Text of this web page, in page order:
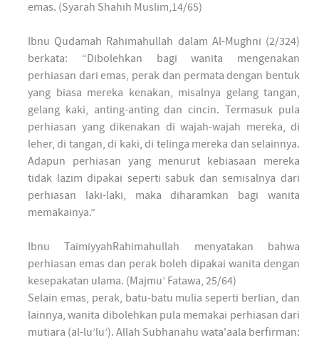
emas. (Syarah Shahih Muslim,14/65)
Ibnu Qudamah Rahimahullah dalam Al-Mughni (2/324)
berkata: “Dibolehkan bagi wanita mengenakan
perhiasan dari emas, perak dan permata dengan bentuk
yang biasa mereka kenakan, misalnya gelang tangan,
gelang kaki, anting-anting dan cincin. Termasuk pula
perhiasan yang dikenakan di wajah-wajah mereka, di
leher, di tangan, di kaki, di telinga mereka dan selainnya.
Adapun perhiasan yang menurut kebiasaan mereka
tidak lazim dipakai seperti sabuk dan semisalnya dari
perhiasan laki-laki, maka diharamkan bagi wanita
memakainya.”
Ibnu TaimiyyahRahimahullah menyatakan bahwa
perhiasan emas dan perak boleh dipakai wanita dengan
kesepakatan ulama. (Majmu’ Fatawa, 25/64)
Selain emas, perak, batu-batu mulia seperti berlian, dan
lainnya, wanita dibolehkan pula memakai perhiasan dari
mutiara (al-lu’lu’). Allah Subhanahu wata'aala berfirman: